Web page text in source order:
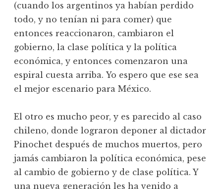
(cuando los argentinos ya habían perdido
todo, y no tenían ni para comer) que
entonces reaccionaron, cambiaron el
gobierno, la clase política y la política
económica, y entonces comenzaron una
espiral cuesta arriba. Yo espero que ese sea
el mejor escenario para México.
El otro es mucho peor, y es parecido al caso
chileno, donde lograron deponer al dictador
Pinochet después de muchos muertos, pero
jamás cambiaron la política económica, pese
al cambio de gobierno y de clase política. Y
una nueva generación les ha venido a